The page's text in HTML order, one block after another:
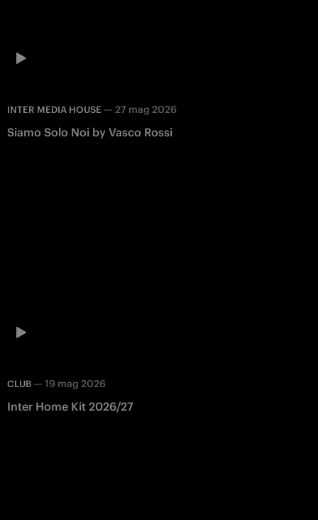
INTER MEDIA HOUSE — 27 mag 2026
Siamo Solo Noi by Vasco Rossi
CLUB — 19 mag 2026
Inter Home Kit 2026/27